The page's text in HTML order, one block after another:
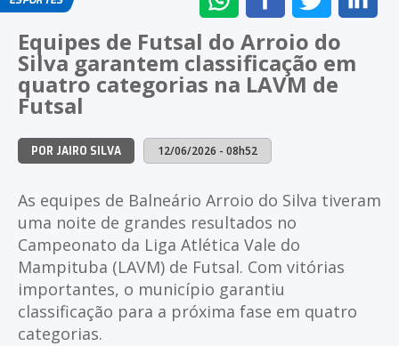
NO
WHATSAPP
NO
FACEBOOK
NO
TWITTER
Equipes de Futsal do Arroio do
Silva garantem classificação em
quatro categorias na LAVM de
Futsal
POR JAIRO SILVA 12/06/2026 - 08h52
As equipes de Balneário Arroio do Silva tiveram
uma noite de grandes resultados no
Campeonato da Liga Atlética Vale do
Mampituba (LAVM) de Futsal. Com vitórias
importantes, o município garantiu
classificação para a próxima fase em quatro
categorias.